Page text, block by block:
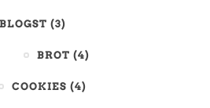
BLOGST (3)
BROT (4)
COOKIES (4)